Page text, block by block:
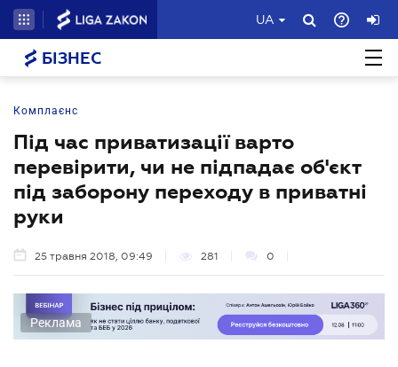
UA
БІЗНЕС
Комплаєнс
Під час приватизації варто
перевірити, чи не підпадає об'єкт
під заборону переходу в приватні
руки
25 травня 2018, 09:49 281 0
Реклама